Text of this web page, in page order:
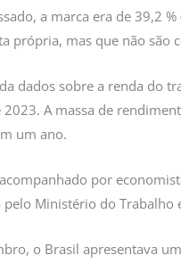
a marca era de 39,2
própria, mas que não são
dados sobre a renda do
A massa de
um ano.
por
pelo Ministério do
o Brasil apresentava